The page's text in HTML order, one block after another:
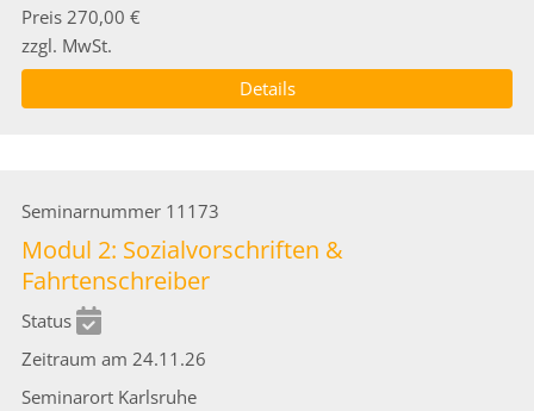
Preis 270,00 €
zzgl. MwSt.
Details
Seminarnummer 11173
Modul 2: Sozialvorschriften &
Fahrtenschreiber
Status
Zeitraum am 24.11.26
Seminarort Karlsruhe